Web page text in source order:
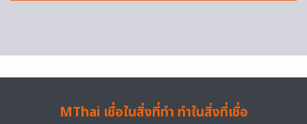
MThai เชื่อในสิ่งที่ทำ ทำในสิ่งที่เชื่อ